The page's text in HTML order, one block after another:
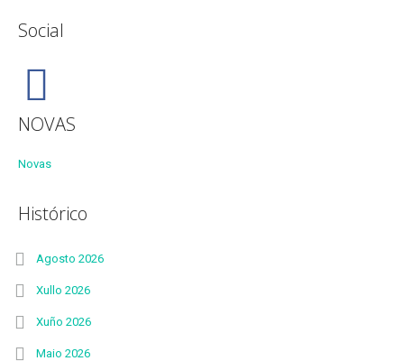
Social
NOVAS
Novas
Histórico
Agosto 2026
Xullo 2026
Xuño 2026
Maio 2026